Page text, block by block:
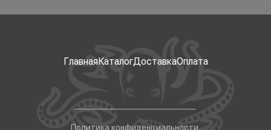
ГлавнаяКаталогДоставкаОплата
Политика конфиденциальности